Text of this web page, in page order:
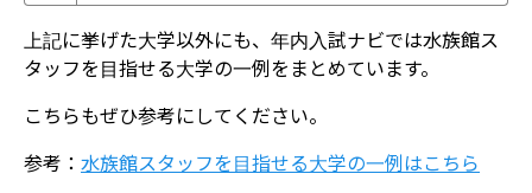
上記に挙げた大学以外にも、年内入試ナビでは水族館ス
タッフを目指せる大学の一例をまとめています。
こちらもぜひ参考にしてください。
参考： 水族館スタッフを目指せる大学の一例はこちら